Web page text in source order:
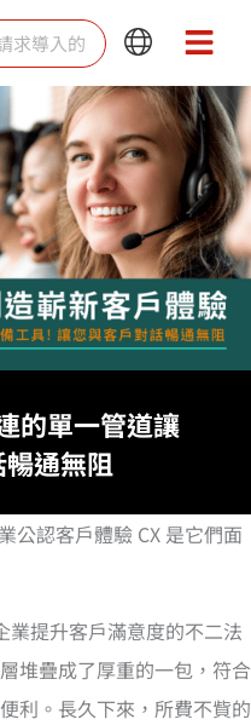
Main
Menu
Main
Menu
的單一管道讓
通無阻
公認客戶體驗 CX 是它們面
業提升客戶滿意度的不二法
堆疊成了厚重的一包，符合
利。長久下來，所費不貲的